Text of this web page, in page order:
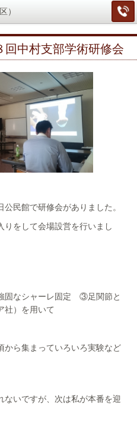
）
中村支部学術研修会
民館で研修会がありました。
りをして会場設営を行いまし
固なシャーレ固定 ③足関節と
社）を用いて
から集まっていろいろ実験など
ないですが、次は私が本番を迎